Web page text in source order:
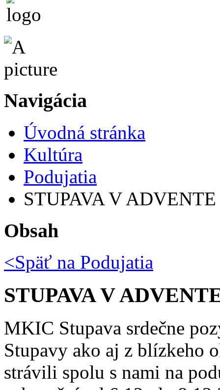
Navigácia
Úvodná stránka
Kultúra
Podujatia
STUPAVA V ADVENTE
Obsah
<Späť na Podujatia
STUPAVA V
MKIC Stupava srdečne
Stupavy ako aj z blízkeho
strávili spolu s nami na